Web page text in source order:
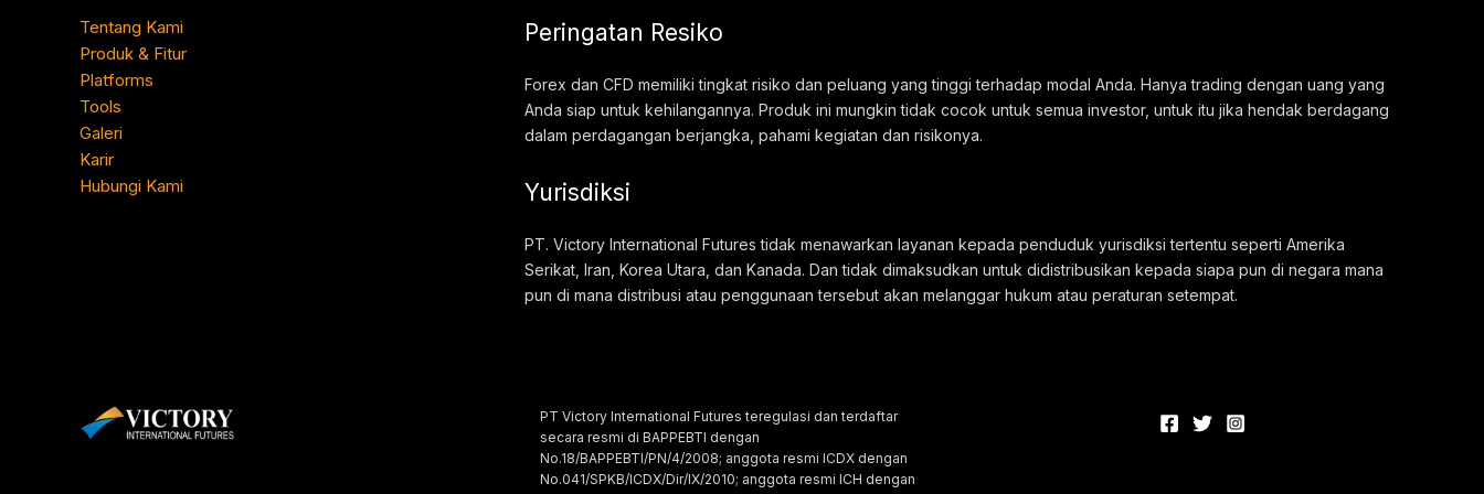
Tentang Kami
Produk & Fitur
Platforms
Tools
Galeri
Karir
Hubungi Kami
Peringatan Resiko
Forex dan CFD memiliki tingkat risiko dan peluang yang tinggi terhadap modal Anda. Hanya trading dengan uang yang
Anda siap untuk kehilangannya. Produk ini mungkin tidak cocok untuk semua investor, untuk itu jika hendak berdagang
dalam perdagangan berjangka, pahami kegiatan dan risikonya.
Yurisdiksi
PT. Victory International Futures tidak menawarkan layanan kepada penduduk yurisdiksi tertentu seperti Amerika
Serikat, Iran, Korea Utara, dan Kanada. Dan tidak dimaksudkan untuk didistribusikan kepada siapa pun di negara mana
pun di mana distribusi atau penggunaan tersebut akan melanggar hukum atau peraturan setempat.
PT Victory International Futures teregulasi dan terdaftar
secara resmi di BAPPEBTI dengan
No.18/BAPPEBTI/PN/4/2008; anggota resmi ICDX dengan
No.041/SPKB/ICDX/Dir/IX/2010; anggota resmi ICH dengan